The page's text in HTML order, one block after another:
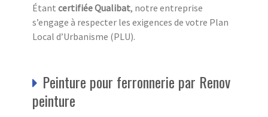
Étant certifiée Qualibat, notre entreprise
s’engage à respecter les exigences de votre Plan
Local d’Urbanisme (PLU).
Peinture pour ferronnerie par Renov
peinture